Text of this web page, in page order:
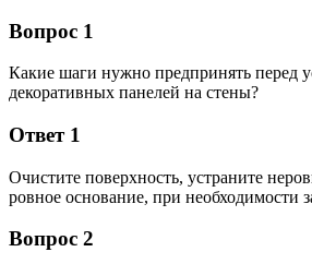
Вопрос 1
Какие шаги нужно предпринять перед
декоративных панелей на стены?
Ответ 1
Очистите поверхность, устраните
ровное основание, при необходимости
Вопрос 2